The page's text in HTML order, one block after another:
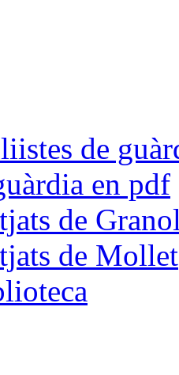
de
en pdf
de
de Mollet